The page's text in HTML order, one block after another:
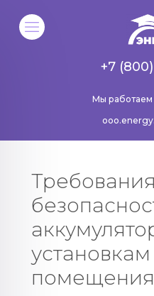
Мы работаем
+7
установкам